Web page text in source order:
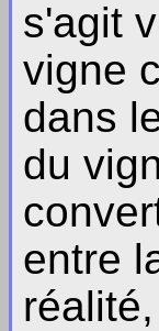
s'agit
vigne
dans
du
entre